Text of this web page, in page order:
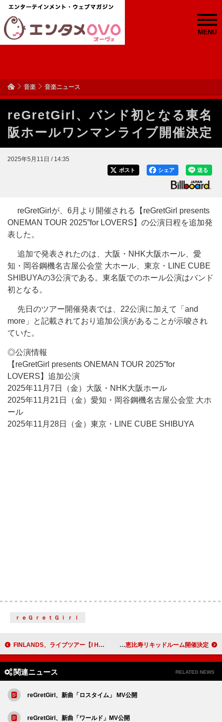
MENU
音楽 音楽ニュース
reGretGirl、バンド初となる東名
阪ホールワンマンライブ開催決定
2025年5月11日 / 14:35
送る
シェア
ポスト
reGretGirlが、6月より開催される【reGretGirl presents
ONEMAN TOUR 2025”for LOVERS】の公演日程を追加発
表した。
追加で発表されたのは、大阪・NHK大阪ホール、愛
知・岡谷鋼機名古屋公会堂 大ホール、東京・LINE CUBE
SHIBUYAの3公演である。東名阪でのホール公演はバンド
初となる。
先日のツアー開催発表では、22公演に加えて「and
more」と記載されており追加公演があることが示唆され
ていた。
◎公演情報
【reGretGirl presents ONEMAN TOUR 2025”for
LOVERS】追加公演
2025年11月7日（金）大阪・NHK大阪ホール
2025年11月21日（金）愛知・岡谷鋼機名古屋公会堂 大ホ
ール
2025年11月28日（金）東京・LINE CUBE SHIBUYA
ｒｅＧｒｅｔＧｉｒｌ
FINLANDS、ライブツアー【I HAS TOUR】さらなる追加公演発表 神聖かまってちゃん／大森靖子、2マンライブ恵比寿リキッドルーム開催決定
関連ニュース RELATED NEWS
reGretGirl、新曲「ロスタイム」 MV公開
reGretGirl、新曲「ワールド」MV公開